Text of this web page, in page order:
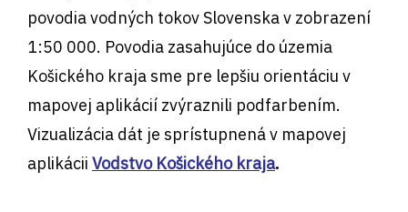
povodia vodných tokov Slovenska v zobrazení
1:50 000. Povodia zasahujúce do územia
Košického kraja sme pre lepšiu orientáciu v
mapovej aplikácií zvýraznili podfarbením.
Vizualizácia dát je sprístupnená v mapovej
aplikácii Vodstvo Košického kraja.